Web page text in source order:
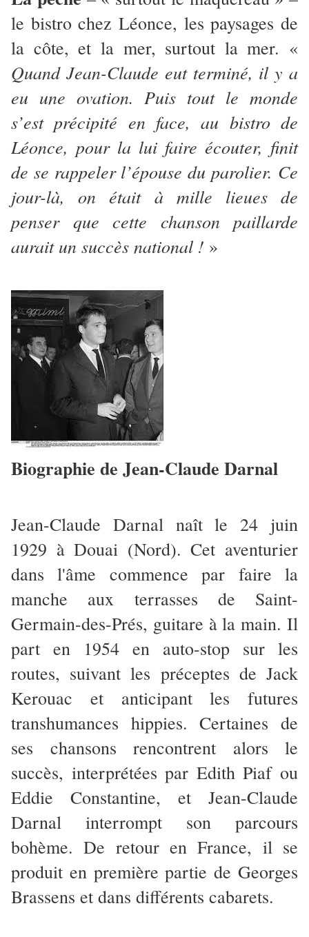
le bistro chez Léonce, les paysages de
la côte, et la mer, surtout la mer. «
Quand Jean-Claude eut terminé, il y a
eu une ovation. Puis tout le monde
s’est précipité en face, au bistro de
Léonce, pour la lui faire écouter, finit
de se rappeler l’épouse du parolier. Ce
jour-là, on était à mille lieues de
penser que cette chanson paillarde
aurait un succès national ! »
Biographie de Jean-Claude Darnal
Jean-Claude Darnal naît le 24 juin
1929 à Douai (Nord). Cet aventurier
dans l'âme commence par faire la
manche aux terrasses de Saint-
Germain-des-Prés, guitare à la main. Il
part en 1954 en auto-stop sur les
routes, suivant les préceptes de Jack
Kerouac et anticipant les futures
transhumances hippies. Certaines de
ses chansons rencontrent alors le
succès, interprétées par Edith Piaf ou
Eddie Constantine, et Jean-Claude
Darnal interrompt son parcours
bohème. De retour en France, il se
produit en première partie de Georges
Brassens et dans différents cabarets.